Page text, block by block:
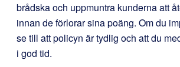
brådska och uppmuntra kunderna att
innan de förlorar sina poäng. Om du
se till att policyn är tydlig och att du
i god tid.